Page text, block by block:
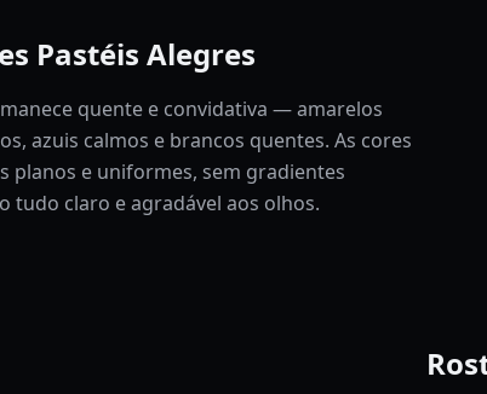
Pastéis Alegres
quente e convidativa — amarelos
azuis calmos e brancos quentes. As cores
planos e uniformes, sem gradientes
tudo claro e agradável aos olhos.